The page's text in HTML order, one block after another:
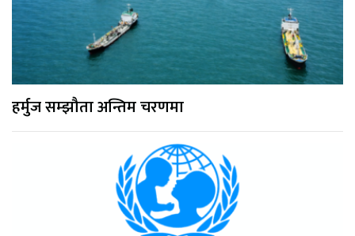
हर्मुज सम्झौता अन्तिम चरणमा